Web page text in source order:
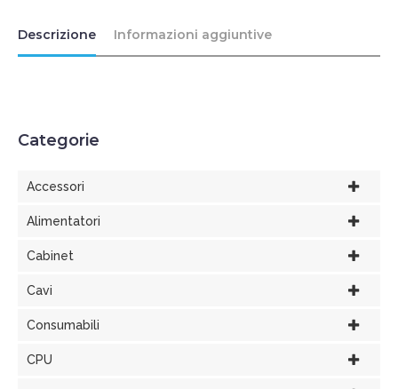
Descrizione Informazioni aggiuntive
Categorie
Accessori
Alimentatori
Cabinet
Cavi
Consumabili
CPU